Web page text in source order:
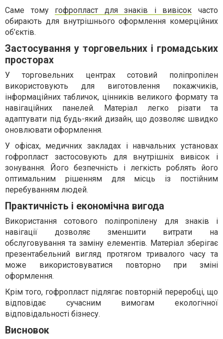
Саме тому гофропласт для знаків і вивісок часто
обирають для внутрішнього оформлення комерційних
об’єктів.
Застосування у торговельних і громадських
просторах
У торговельних центрах сотовий поліпропілен
використовують для виготовлення покажчиків,
інформаційних табличок, цінників великого формату та
навігаційних панелей. Матеріал легко різати та
адаптувати під будь-який дизайн, що дозволяє швидко
оновлювати оформлення.
У офісах, медичних закладах і навчальних установах
гофропласт застосовують для внутрішніх вивісок і
зонування. Його безпечність і легкість роблять його
оптимальним рішенням для місць із постійним
перебуванням людей.
Практичність і економічна вигода
Використання сотового поліпропілену для знаків і
навігації дозволяє зменшити витрати на
обслуговування та заміну елементів. Матеріал зберігає
презентабельний вигляд протягом тривалого часу та
може використовуватися повторно при зміні
оформлення.
Крім того, гофропласт підлягає повторній переробці, що
відповідає сучасним вимогам екологічної
відповідальності бізнесу.
Висновок